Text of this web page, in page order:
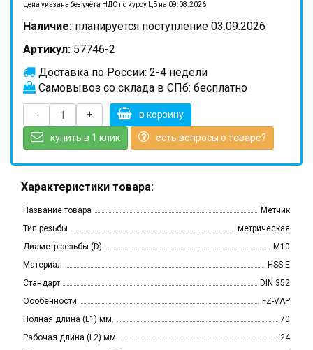
Цена указана без учёта НДС по курсу ЦБ на 09.08.2026
Наличие: планируется поступление 03.09.2026
Артикул: 57746-2
Доставка по России: 2-4 недели
Самовывоз со склада в СПб: бесплатно
- + в корзину
купить в 1 клик есть вопросы о товаре?
Характеристики товара:
Название товара
Метчик
Тип резьбы
метрическая
Диаметр резьбы (D)
M10
Материал
HSS-E
Стандарт
DIN 352
Особенности
FZ-VAP
Полная длина (L1) мм.
70
Рабочая длина (L2) мм.
24